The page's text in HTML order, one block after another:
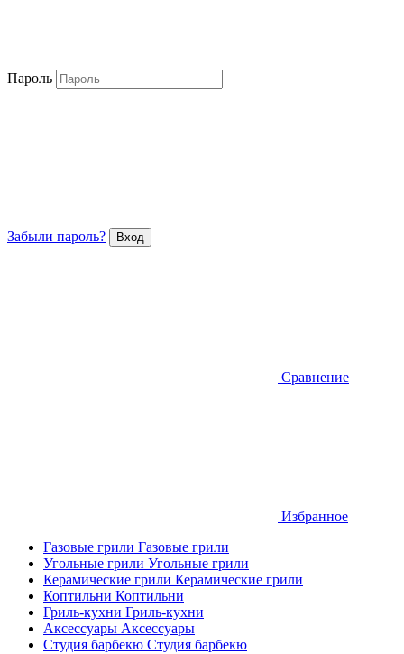
Пароль
Забыли пароль?
Сравнение
Избранное
Газовые грили Газовые грили
Угольные грили Угольные грили
Керамические грили Керамические грили
Коптильни Коптильни
Гриль-кухни Гриль-кухни
Аксессуары Аксессуары
Студия барбекю Студия барбекю